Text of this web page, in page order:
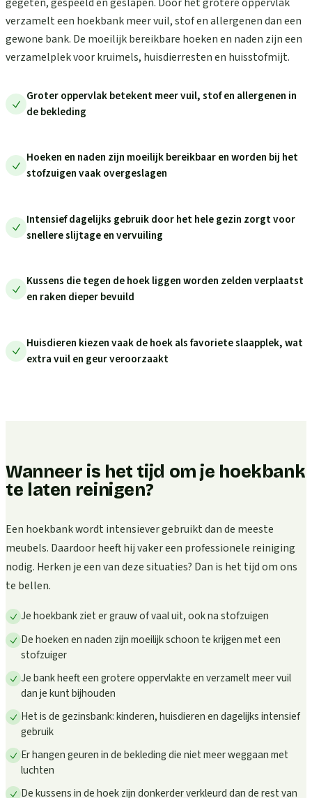
verzamelt een hoekbank meer vuil, stof en allergenen dan een
gewone bank. De moeilijk bereikbare hoeken en naden zijn een
verzamelplek voor kruimels, huisdierresten en huisstofmijt.
Groter oppervlak betekent meer vuil, stof en allergenen in
de bekleding
Hoeken en naden zijn moeilijk bereikbaar en worden bij het
stofzuigen vaak overgeslagen
Intensief dagelijks gebruik door het hele gezin zorgt voor
snellere slijtage en vervuiling
Kussens die tegen de hoek liggen worden zelden verplaatst
en raken dieper bevuild
Huisdieren kiezen vaak de hoek als favoriete slaapplek, wat
extra vuil en geur veroorzaakt
Wanneer is het tijd om je hoekbank
te laten reinigen?
Een hoekbank wordt intensiever gebruikt dan de meeste
meubels. Daardoor heeft hij vaker een professionele reiniging
nodig. Herken je een van deze situaties? Dan is het tijd om ons
te bellen.
Je hoekbank ziet er grauw of vaal uit, ook na stofzuigen
De hoeken en naden zijn moeilijk schoon te krijgen met een
stofzuiger
Je bank heeft een grotere oppervlakte en verzamelt meer vuil
dan je kunt bijhouden
Het is de gezinsbank: kinderen, huisdieren en dagelijks intensief
gebruik
Er hangen geuren in de bekleding die niet meer weggaan met
luchten
De kussens in de hoek zijn donkerder verkleurd dan de rest van